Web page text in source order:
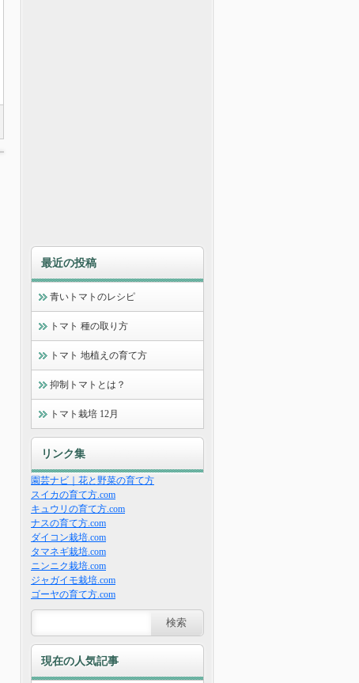
最近の投稿
青いトマトのレシピ
トマト 種の取り方
トマト 地植えの育て方
抑制トマトとは？
トマト栽培 12月
リンク集
園芸ナビ｜花と野菜の育て方
スイカの育て方.com
キュウリの育て方.com
ナスの育て方.com
ダイコン栽培.com
タマネギ栽培.com
ニンニク栽培.com
ジャガイモ栽培.com
ゴーヤの育て方.com
現在の人気記事